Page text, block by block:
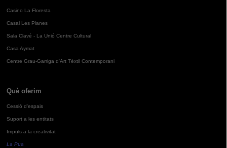
Casino La Floresta
Casal Les Planes
Sala Clavé - La Unió Centre Cultural
Casa Aymat
Centre Grau-Garriga d'Art Tèxtil Contemporani
Què oferim
Cessió d'espais
Suport a les entitats
Impuls a la creativitat
La Pua